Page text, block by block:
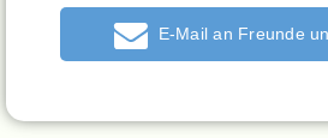
E-Mail